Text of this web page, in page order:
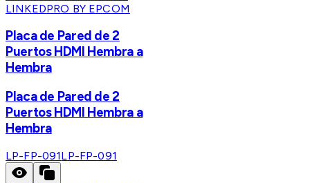
LINKEDPRO BY EPCOM
Placa de Pared de 2
Puertos HDMI Hembra a
Hembra
Placa de Pared de 2
Puertos HDMI Hembra a
Hembra
LP-FP-091LP-FP-091